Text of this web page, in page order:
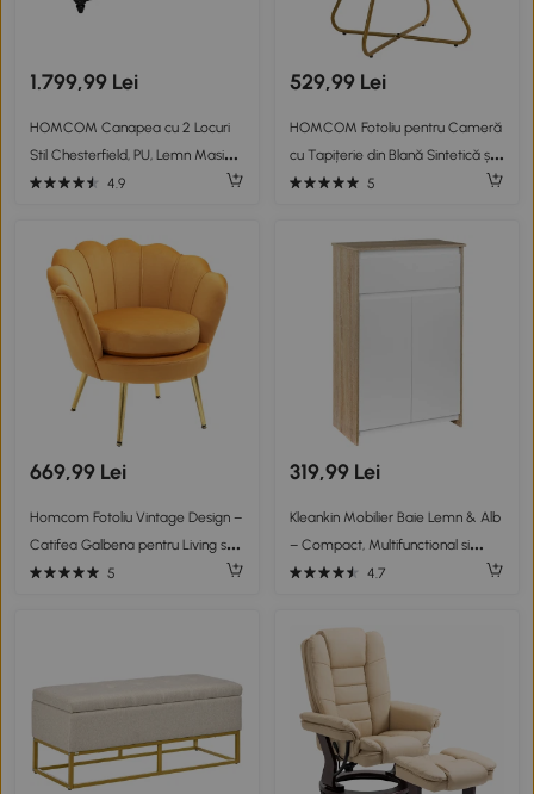
1.799,99 Lei
HOMCOM Canapea cu 2 Locuri
Stil Chesterfield, PU, Lemn Masiv,
160 x 84 x 80 cm, Negru
4.9
529,99 Lei
HOMCOM Fotoliu pentru Cameră
cu Tapițerie din Blană Sintetică și
Picioare Metalice, 75x66x79 cm,
5
669,99 Lei
Homcom Fotoliu Vintage Design –
Catifea Galbena pentru Living sau
Dormitor
5
319,99 Lei
Kleankin Mobilier Baie Lemn & Alb
– Compact, Multifunctional si
Elegant
4.7